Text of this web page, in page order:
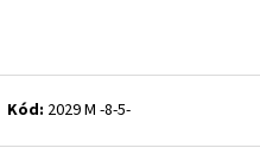
Kód: 2029 M -8-5-